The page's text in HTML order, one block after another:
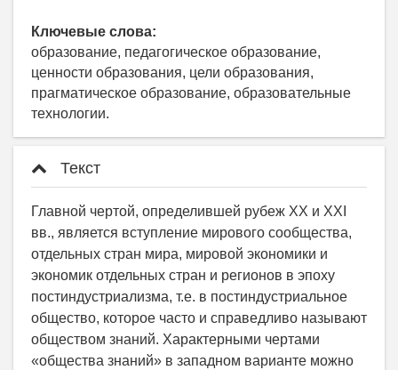
Ключевые слова:
образование, педагогическое образование,
ценности образования, цели образования,
прагматическое образование, образовательные
технологии.
Текст
Главной чертой, определившей рубеж ХХ и ХХI
вв., является вступление мирового сообщества,
отдельных стран мира, мировой экономики и
экономик отдельных стран и регионов в эпоху
постиндустриализма, т.е. в постиндустриальное
общество, которое часто и справедливо называют
обществом знаний. Характерными чертами
«общества знаний» в западном варианте можно